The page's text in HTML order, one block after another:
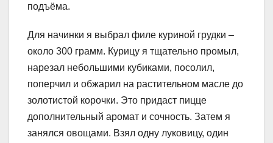
подъёма.
Для начинки я выбрал филе куриной грудки –
около 300 грамм. Курицу я тщательно промыл,
нарезал небольшими кубиками, посолил,
поперчил и обжарил на растительном масле до
золотистой корочки. Это придаст пицце
дополнительный аромат и сочность. Затем я
занялся овощами. Взял одну луковицу, один